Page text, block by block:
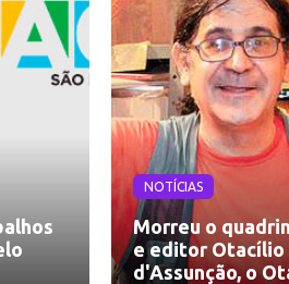
NOTÍCIAS
Morreu o
e editor Otacílio
d'Assunção, o